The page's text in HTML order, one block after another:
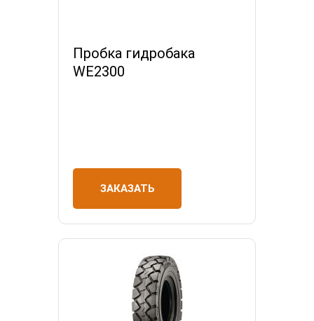
Пробка гидробака
WE2300
ЗАКАЗАТЬ